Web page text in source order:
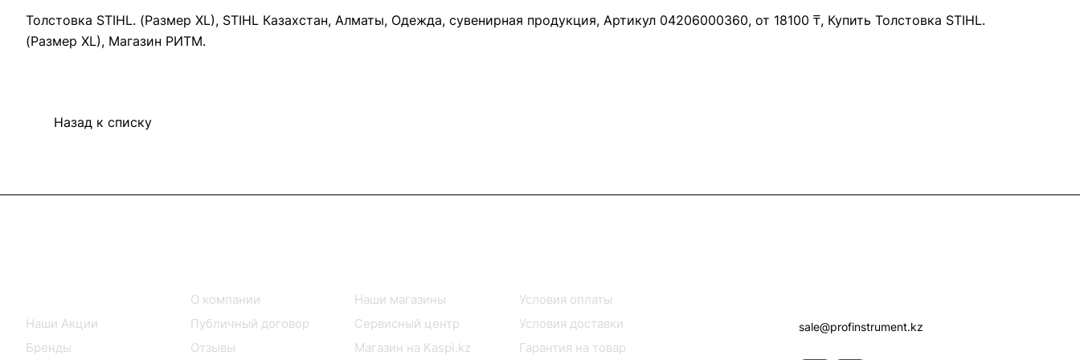
Толстовка STIHL. (Размер XL), STIHL Казахстан, Алматы, Одежда, сувенирная продукция, Артикул 04206000360, от 18100 ₸, Купить Толстовка STIHL.
(Размер XL), Магазин РИТМ.
Назад к списку
Наши Акции
Бренды
О компании
Публичный договор
Отзывы
Наши магазины
Сервисный центр
Магазин на Kaspi.kz
Условия оплаты
Условия доставки
Гарантия на товар
sale@profinstrument.kz